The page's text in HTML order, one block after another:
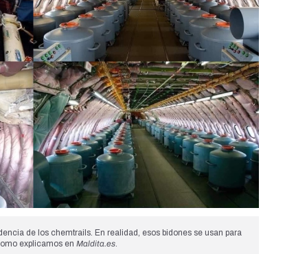
de los chemtrails. En realidad, esos bidones se usan para
explicamos enMaldita.es.